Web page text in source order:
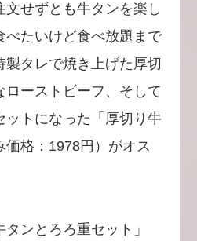
文せずとも牛タンを楽し
べたいけど食べ放題まで
製タレで焼き上げた厚切
ローストビーフ、そして
ットになった「厚切り牛
価格：1978円）がオス
ンとろろ重セット」